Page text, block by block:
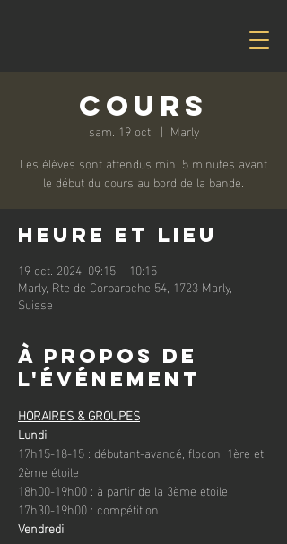
Cours
sam. 19 oct.
  |
Marly
Les élèves sont attendus min. 5 minutes avant
le début du cours au bord de la bande.
Heure et lieu
19 oct. 2024, 09:15 – 10:15
Marly, Rte de Corbaroche 54, 1723 Marly,
Suisse
À propos de
l'événement
HORAIRES & GROUPES
Lundi
17h15-18-15 : débutant-avancé, flocon, 1ère et
2ème étoile
18h00-19h00 : à partir de la 3ème étoile
17h30-19h00 : compétition
Vendredi